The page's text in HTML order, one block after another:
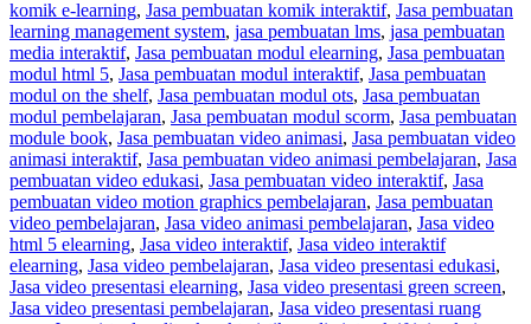
komik e-learning, Jasa pembuatan komik interaktif, Jasa pembuatan
learning management system, jasa pembuatan lms, jasa pembuatan
media interaktif, Jasa pembuatan modul elearning, Jasa pembuatan
modul html 5, Jasa pembuatan modul interaktif, Jasa pembuatan
modul on the shelf, Jasa pembuatan modul ots, Jasa pembuatan
modul pembelajaran, Jasa pembuatan modul scorm, Jasa pembuatan
module book, Jasa pembuatan video animasi, Jasa pembuatan video
animasi interaktif, Jasa pembuatan video animasi pembelajaran, Jasa
pembuatan video edukasi, Jasa pembuatan video interaktif, Jasa
pembuatan video motion graphics pembelajaran, Jasa pembuatan
video pembelajaran, Jasa video animasi pembelajaran, Jasa video
html 5 elearning, Jasa video interaktif, Jasa video interaktif
elearning, Jasa video pembelajaran, Jasa video presentasi edukasi,
Jasa video presentasi elearning, Jasa video presentasi green screen,
Jasa video presentasi pembelajaran, Jasa video presentasi ruang